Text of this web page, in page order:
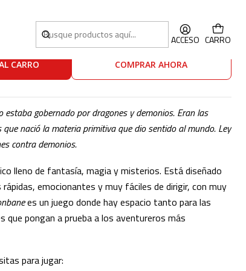
ACCESO CARRO
CARRO COMPRAR AHORA
gobernado por dragones y demonios. Eran las
nació la materia primitiva que dio sentido al mundo. Ley
contra demonios.
lleno de fantasía, magia y misterios. Está diseñado
emocionantes y muy fáciles de dirigir, con muy
es un juego donde hay espacio tanto para las
que pongan a prueba a los aventureros más
para jugar: